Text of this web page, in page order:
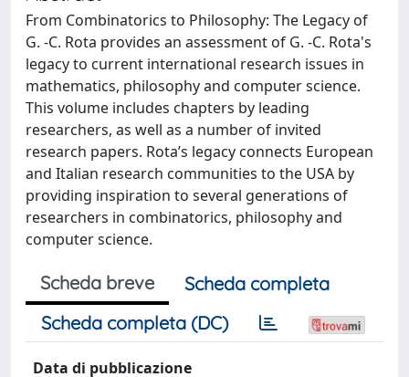
From Combinatorics to Philosophy: The Legacy of
G. -C. Rota provides an assessment of G. -C. Rota's
legacy to current international research issues in
mathematics, philosophy and computer science.
This volume includes chapters by leading
researchers, as well as a number of invited
research papers. Rota’s legacy connects European
and Italian research communities to the USA by
providing inspiration to several generations of
researchers in combinatorics, philosophy and
computer science.
Scheda breve
Scheda completa
Scheda completa (DC)
Data di pubblicazione